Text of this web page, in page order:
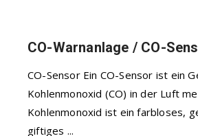
CO-Warnanlage / CO-
CO-Sensor Ein CO-Sensor ist ein
Kohlenmonoxid (CO) in der Luft
Kohlenmonoxid ist ein farbloses,
giftiges ...